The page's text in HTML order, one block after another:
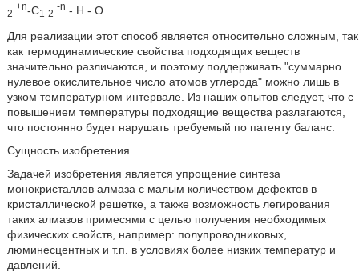
2
+n-C1-2
-n - Н - О.
Для реализации этот способ является относительно сложным, так
как термодинамические свойства подходящих веществ
значительно различаются, и поэтому поддерживать "суммарно
нулевое окислительное число атомов углерода" можно лишь в
узком температурном интервале. Из наших опытов следует, что с
повышением температуры подходящие вещества разлагаются,
что постоянно будет нарушать требуемый по патенту баланс.
Сущность изобретения.
Задачей изобретения является упрощение синтеза
монокристаллов алмаза с малым количеством дефектов в
кристаллической решетке, а также возможность легирования
таких алмазов примесями с целью получения необходимых
физических свойств, например: полупроводниковых,
люминесцентных и т.п. в условиях более низких температур и
давлений.